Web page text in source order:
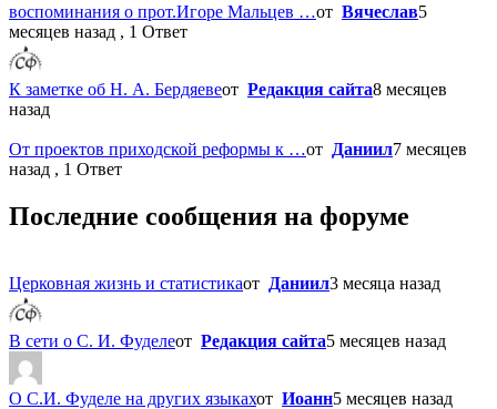
воспоминания о прот.Игоре Мальцев …от Вячеслав5
месяцев назад , 1 Ответ
К заметке об Н. А. Бердяевеот Редакция сайта8 месяцев
назад
От проектов приходской реформы к …от Даниил7 месяцев
назад , 1 Ответ
Последние сообщения на форуме
Церковная жизнь и статистикаот Даниил3 месяца назад
В сети о С. И. Фуделеот Редакция сайта5 месяцев назад
О С.И. Фуделе на других языкахот Иоанн5 месяцев назад